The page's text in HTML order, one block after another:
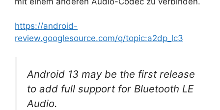
https://android-
review.googlesource.com/q/topic:a2dp_lc3
Android 13 may be the first release
to add full support for Bluetooth LE
Audio.